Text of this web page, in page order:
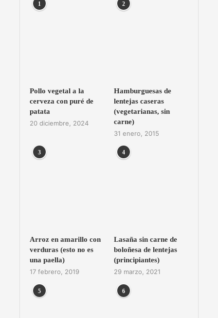
1
Pollo vegetal a la
cerveza con puré de
patata
20 diciembre, 2024
2
Hamburguesas de
lentejas caseras
(vegetarianas, sin
carne)
31 enero, 2015
3
Arroz en amarillo con
verduras (esto no es
una paella)
17 febrero, 2019
4
Lasaña sin carne de
boloñesa de lentejas
(principiantes)
29 marzo, 2021
5 6